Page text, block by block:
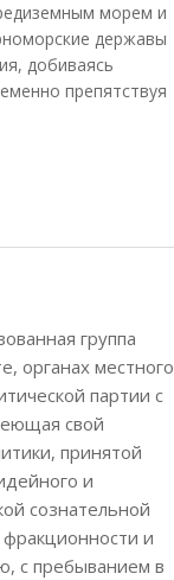
морем и
державы
добиваясь
препятствуя
группа
органах местного
партии с
свой
принятой
и
сознательной
и
с пребыванием в